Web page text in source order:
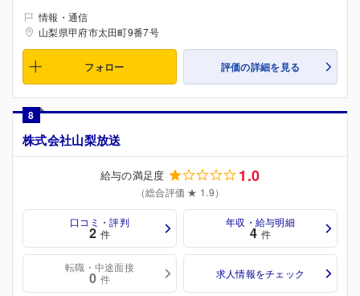
情報・通信
山梨県甲府市太田町9番7号
フォロー 評価の詳細を見る
8
株式会社山梨放送
給与の満足度 1.0
（総合評価 ★ 1.9）
口コミ・評判
2 件
年収・給与明細
4 件
転職・中途面接
0 件 求人情報をチェック